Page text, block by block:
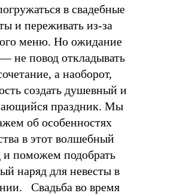
в свадебные
и переживать из-за
меню. Но ожидание
не повод откладывать
а наоборот,
создать душевный и
праздник. Мы
об особенностях
в этот волшебный
и поможем подобрать
наряд для невесты в
Свадьба во время